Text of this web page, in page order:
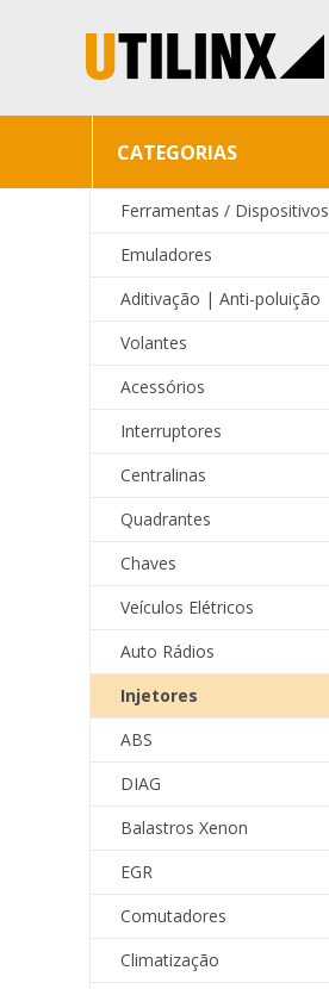
CATEGORIAS
Ferramentas / Dispositivos
Emuladores
Aditivação | Anti-poluição
Volantes
Acessórios
Interruptores
Centralinas
Quadrantes
Chaves
Veículos Elétricos
Auto Rádios
Injetores
ABS
DIAG
Balastros Xenon
EGR
Comutadores
Climatização